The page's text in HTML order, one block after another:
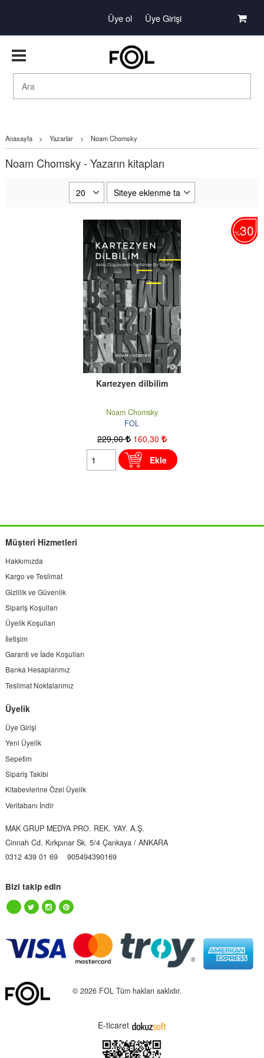
Üye ol Üye Girişi
Anasayfa > Yazarlar > Noam Chomsky
Noam Chomsky - Yazarın kitapları
%30
Kartezyen dilbilim
Noam Chomsky
FOL
229,00 160,30
Ekle
Müşteri Hizmetleri
Hakkımızda
Kargo ve Teslimat
Gizlilik ve Güvenlik
Sipariş Koşulları
Üyelik Koşulları
İletişim
Garanti ve İade Koşulları
Banka Hesaplarımız
Teslimat Noktalarımız
Üyelik
Üye Girişi
Yeni Üyelik
Sepetim
Sipariş Takibi
Kitabevlerine Özel Üyelik
Veritabanı İndir
MAK GRUP MEDYA PRO. REK. YAY. A.Ş.
Cinnah Cd. Kırkpınar Sk. 5/4 Çankaya / ANKARA
0312 439 01 69
905494390169
Bizi takip edin
© 2026 FOL Tüm hakları saklıdır.
E-ticaret